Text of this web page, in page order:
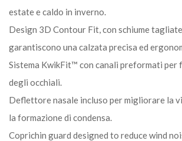
estate e caldo in inverno.
Design 3D Contour Fit, con schiume
garantiscono una calzata precisa ed
Sistema KwikFit™ con canali preformati per
degli occhiali.
Deflettore nasale incluso per migliorare la
la formazione di condensa.
Coprichin guard designed to reduce wind